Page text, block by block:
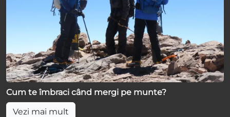
Cum te îmbraci când mergi pe munte?
Vezi mai mult